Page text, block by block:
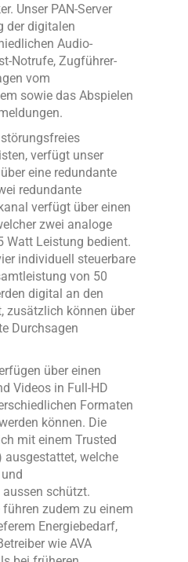
Unser PAN-Server
der digitalen
Audio-
Notrufe, Zugführer-
vom
sowie das Abspielen
verfügt unser
über eine redundante
redundante
verfügt über einen
zwei analoge
Watt Leistung bedient.
individuell steuerbare
von 50
digital an den
zusätzlich können über
Durchsagen
über einen
Videos in Full-HD
Formaten
können. Die
mit einem Trusted
welche
schützt.
führen zudem zu einem
Energiebedarf,
wie AVA